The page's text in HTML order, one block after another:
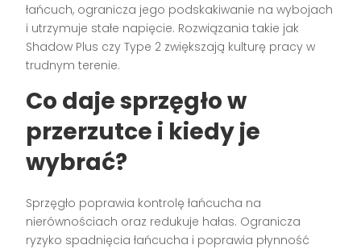
łańcuch, ogranicza jego podskakiwanie na wybojach
i utrzymuje stałe napięcie. Rozwiązania takie jak
Shadow Plus czy Type 2 zwiększają kulturę pracy w
trudnym terenie.
Co daje sprzęgło w
przerzutce i kiedy je
wybrać?
Sprzęgło poprawia kontrolę łańcucha na
nierównościach oraz redukuje hałas. Ogranicza
ryzyko spadnięcia łańcucha i poprawia płynność